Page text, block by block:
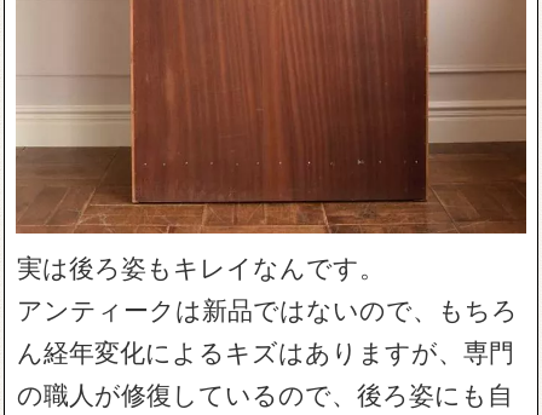
実は後ろ姿もキレイなんです。
アンティークは新品ではないので、もちろ
ん経年変化によるキズはありますが、専門
の職人が修復しているので、後ろ姿にも自